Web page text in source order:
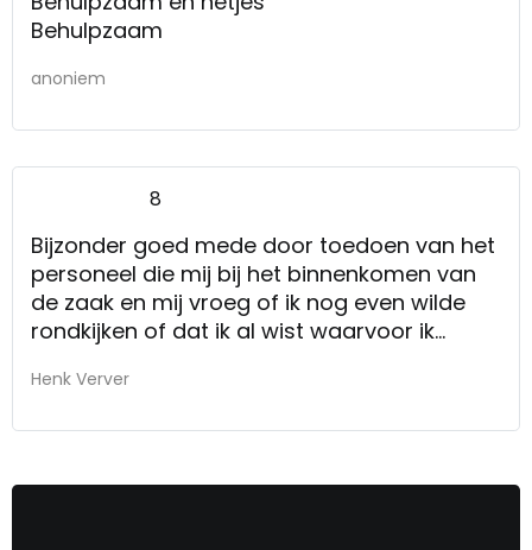
Behulpzaam
anoniem
8
Bijzonder goed mede door toedoen van het
personeel die mij bij het binnenkomen van
de zaak en mij vroeg of ik nog even wilde
rondkijken of dat ik al wist waarvoor ik
Henk Verver